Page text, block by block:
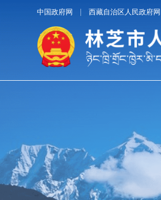
中国政府网 西藏自治区人民政府网